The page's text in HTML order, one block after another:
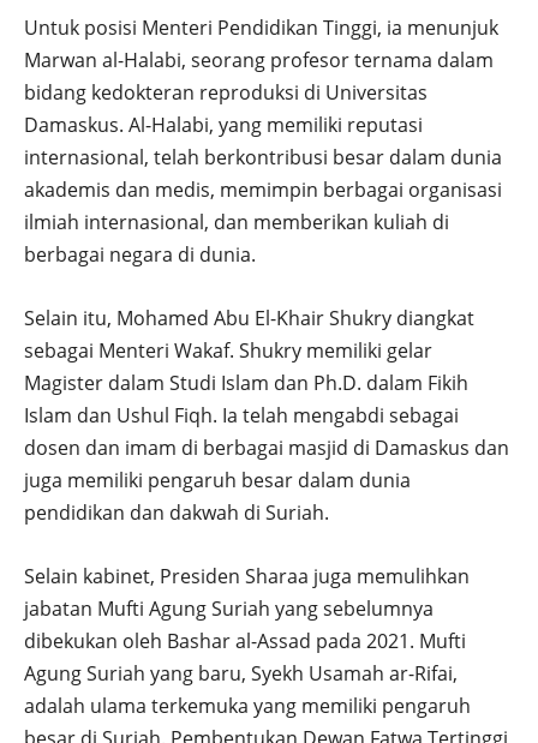
Untuk posisi Menteri Pendidikan Tinggi, ia menunjuk
Marwan al-Halabi, seorang profesor ternama dalam
bidang kedokteran reproduksi di Universitas
Damaskus. Al-Halabi, yang memiliki reputasi
internasional, telah berkontribusi besar dalam dunia
akademis dan medis, memimpin berbagai organisasi
ilmiah internasional, dan memberikan kuliah di
berbagai negara di dunia.
Selain itu, Mohamed Abu El-Khair Shukry diangkat
sebagai Menteri Wakaf. Shukry memiliki gelar
Magister dalam Studi Islam dan Ph.D. dalam Fikih
Islam dan Ushul Fiqh. Ia telah mengabdi sebagai
dosen dan imam di berbagai masjid di Damaskus dan
juga memiliki pengaruh besar dalam dunia
pendidikan dan dakwah di Suriah.
Selain kabinet, Presiden Sharaa juga memulihkan
jabatan Mufti Agung Suriah yang sebelumnya
dibekukan oleh Bashar al-Assad pada 2021. Mufti
Agung Suriah yang baru, Syekh Usamah ar-Rifai,
adalah ulama terkemuka yang memiliki pengaruh